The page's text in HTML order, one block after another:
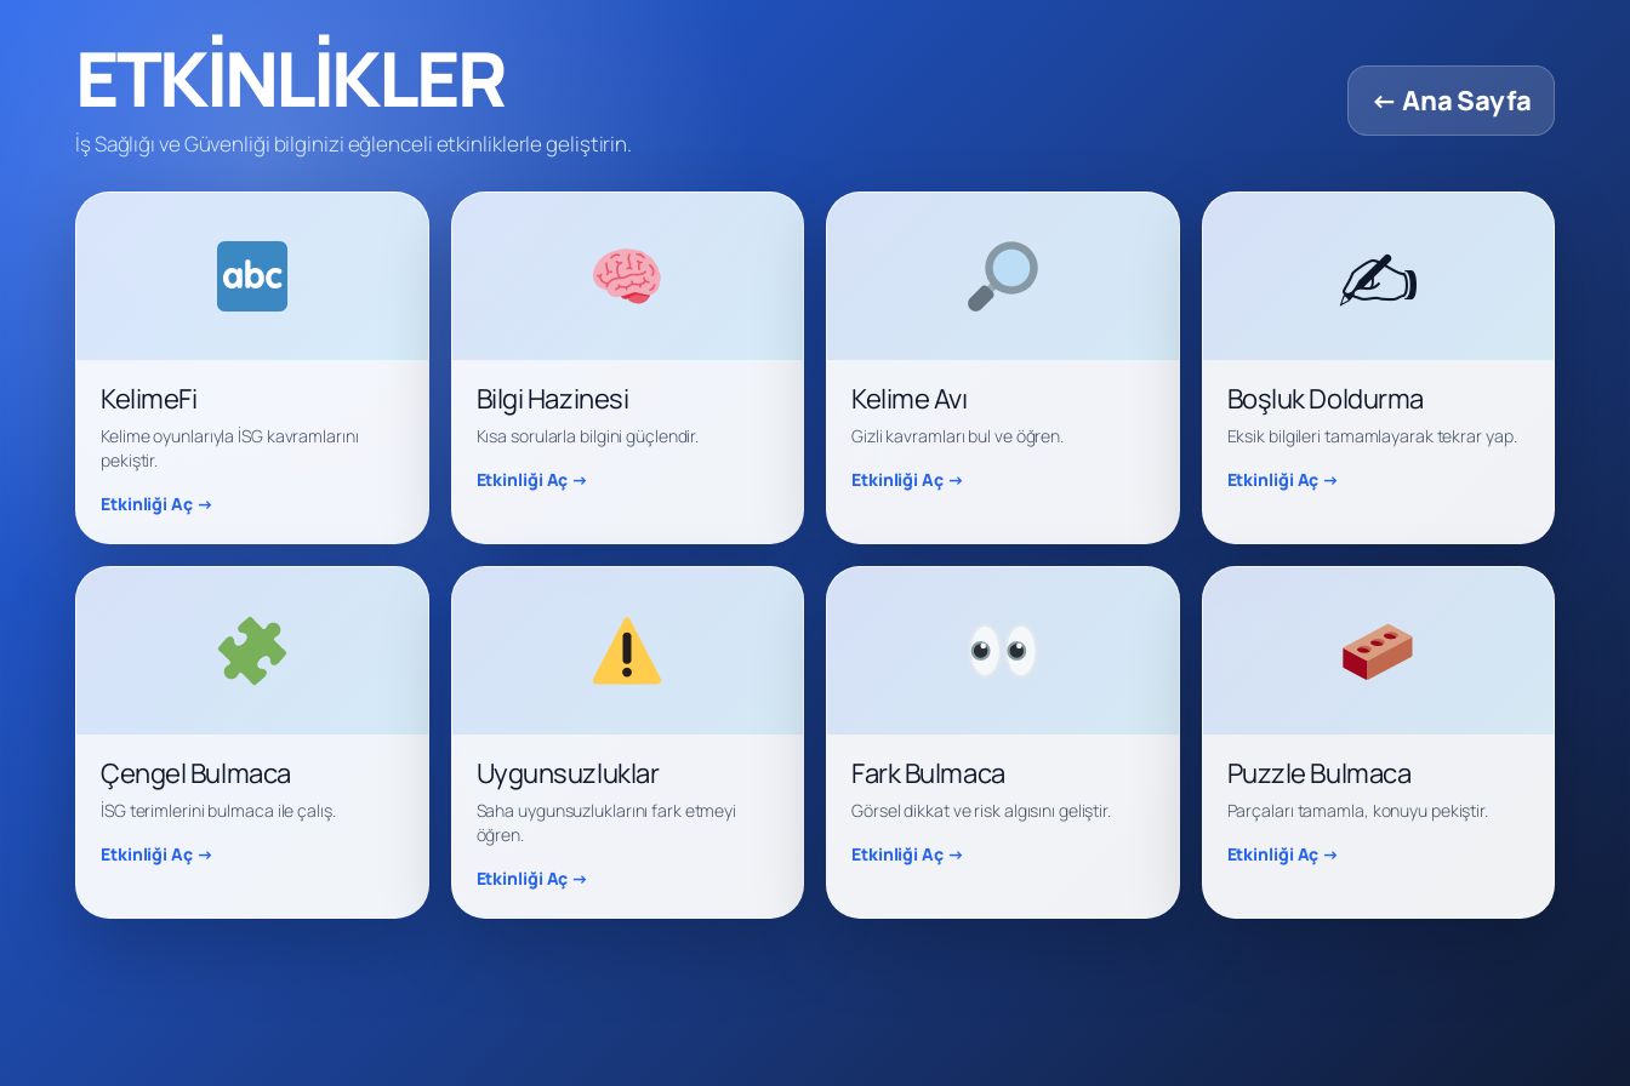
ETKİNLİKLER
İş Sağlığı ve Güvenliği bilginizi eğlenceli etkinliklerle geliştirin.
← Ana Sayfa
KelimeFi
Kelime oyunlarıyla İSG kavramlarını
pekiştir.
Etkinliği Aç →
Bilgi Hazinesi
Kısa sorularla bilgini güçlendir.
Etkinliği Aç →
Kelime Avı
Gizli kavramları bul ve öğren.
Etkinliği Aç →
✍️
Boşluk Doldurma
Eksik bilgileri tamamlayarak tekrar yap.
Etkinliği Aç →
Çengel Bulmaca
İSG terimlerini bulmaca ile çalış.
Etkinliği Aç →
Uygunsuzluklar
Saha uygunsuzluklarını fark etmeyi
öğren.
Etkinliği Aç →
Fark Bulmaca
Görsel dikkat ve risk algısını geliştir.
Etkinliği Aç →
Puzzle Bulmaca
Parçaları tamamla, konuyu pekiştir.
Etkinliği Aç →